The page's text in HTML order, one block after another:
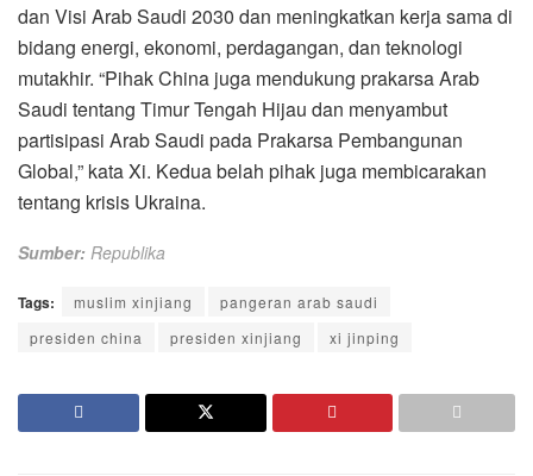
dan Visi Arab Saudi 2030 dan meningkatkan kerja sama di
bidang energi, ekonomi, perdagangan, dan teknologi
mutakhir. “Pihak China juga mendukung prakarsa Arab
Saudi tentang Timur Tengah Hijau dan menyambut
partisipasi Arab Saudi pada Prakarsa Pembangunan
Global,” kata Xi. Kedua belah pihak juga membicarakan
tentang krisis Ukraina.
Sumber: Republika
Tags: muslim xinjiang
pangeran arab saudi
presiden china
presiden xinjiang xi jinping